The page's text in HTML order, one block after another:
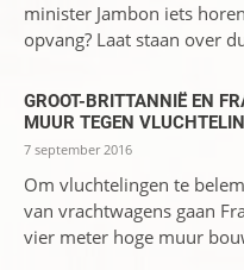
minister Jambon iets
opvang? Laat staan over
GROOT-BRITTANNIË EN
MUUR TEGEN
7 september 2016
Om vluchtelingen te
van vrachtwagens gaan
vier meter hoge muur